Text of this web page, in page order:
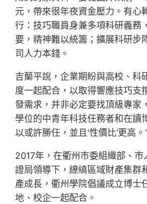
元，帶來很年夜資金壓力。有心
行：技巧職員身兼多項科研義務
要，精神難以統籌；擴展科研步
司人力本錢。
吉蘭平說，企業期盼與高校、科
度一起配合，以取得響應技巧支
發需求，并非必定要找頂級專家
學位的中青年科技任務者和在讀
以或許勝任，並且‘性價比’更高。
2017年，在衢州市委組織部、市
證局領導下，繚繞區域財產集群
產成長，衢州學院倡議成立博士
地、校企一起配合。